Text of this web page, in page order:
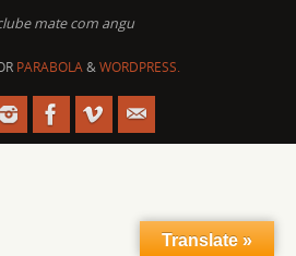
mate com angu
PARABOLA&WORDPRESS.
Translate »